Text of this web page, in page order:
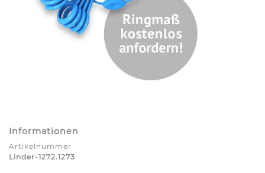
Informationen
Artikelnummer
Linder-1272.1273